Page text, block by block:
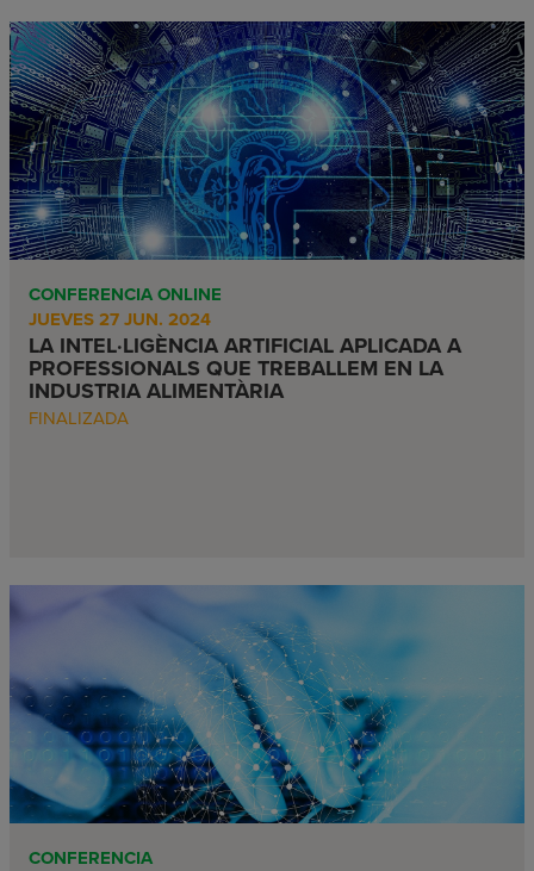
CONFERENCIA ONLINE
JUEVES 27 JUN. 2024
LA INTEL·LIGÈNCIA ARTIFICIAL APLICADA A
PROFESSIONALS QUE TREBALLEM EN LA
INDUSTRIA ALIMENTÀRIA
FINALIZADA
CONFERENCIA